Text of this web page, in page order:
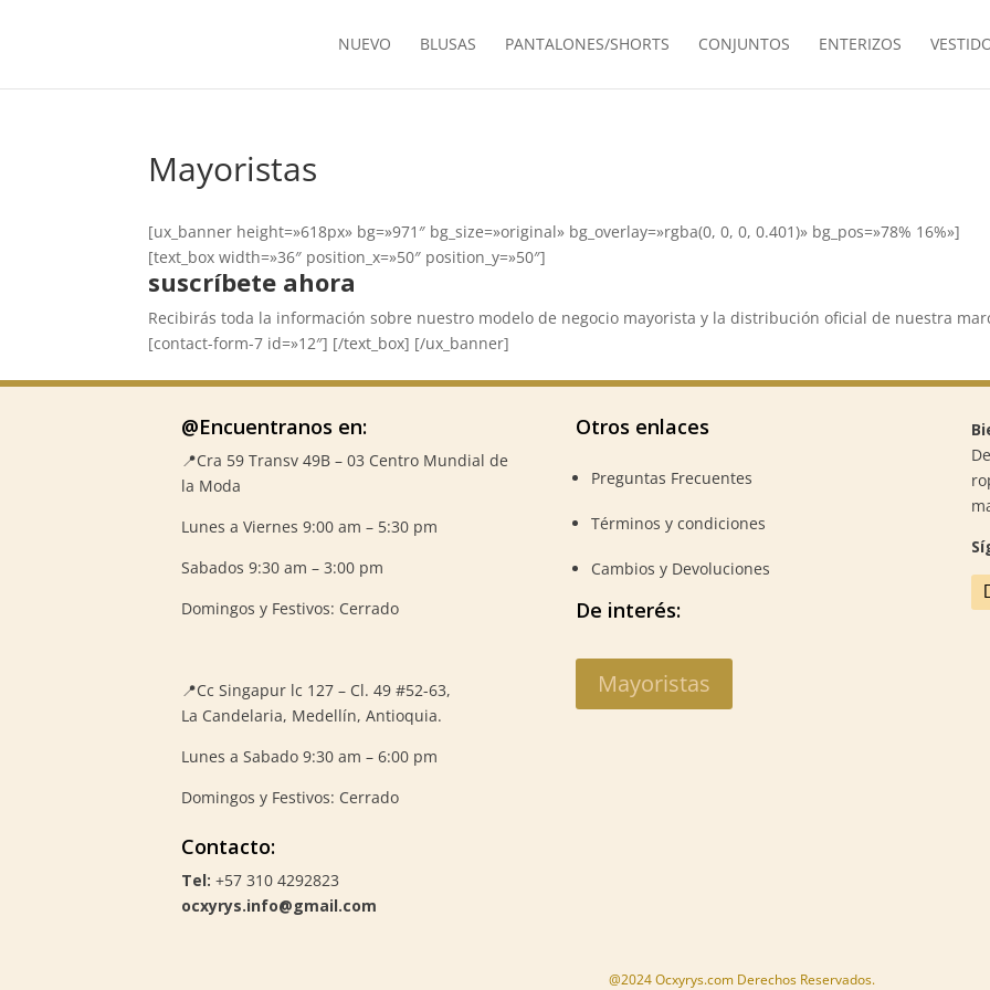
NUEVO BLUSAS PANTALONES/SHORTS CONJUNTOS ENTERIZOS
Mayoristas
[ux_banner height=»618px» bg=»971″ bg_size=»original» bg_overlay=»rgba(0, 0, 0, 0.401)» bg_pos=»78% 16%»]
[text_box width=»36″ position_x=»50″ position_y=»50″]
suscríbete ahora
Recibirás toda la información sobre nuestro modelo de negocio mayorista y la distribución oficial de nuestra
[contact-form-7 id=»12″] [/text_box] [/ux_banner]
@Encuentranos en:
📍Cra 59 Transv 49B – 03 Centro Mundial de
la Moda
Lunes a Viernes 9:00 am – 5:30 pm
Sabados 9:30 am – 3:00 pm
Domingos y Festivos: Cerrado
📍Cc Singapur lc 127 – Cl. 49 #52-63,
La Candelaria, Medellín, Antioquia.
Lunes a Sabado 9:30 am – 6:00 pm
Domingos y Festivos: Cerrado
Contacto:
Tel: +57 310 4292823
ocxyrys.info@gmail.com
Otros enlaces
Preguntas Frecuentes
Términos y condiciones
Cambios y Devoluciones
De interés:
Mayoristas
@2024 Ocxyrys.com Derechos Reservados.